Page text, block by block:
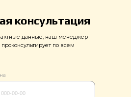
консультация
данные, наш менеджер
по всем